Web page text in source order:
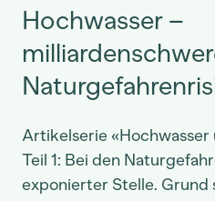
Hochwasser –
Artikelserie
Teil 1: Bei den
exponierter Stelle. Grund